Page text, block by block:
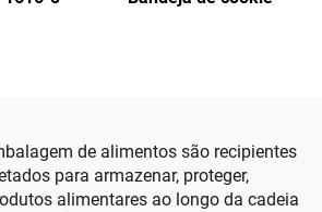
de alimentos são recipientes
para armazenar, proteger,
alimentares ao longo da cadeia